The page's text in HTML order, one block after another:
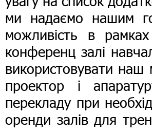
ми надаємо нашим
можливість в
конференц залі
використовувати наш
проектор і
перекладу при
оренди залів для